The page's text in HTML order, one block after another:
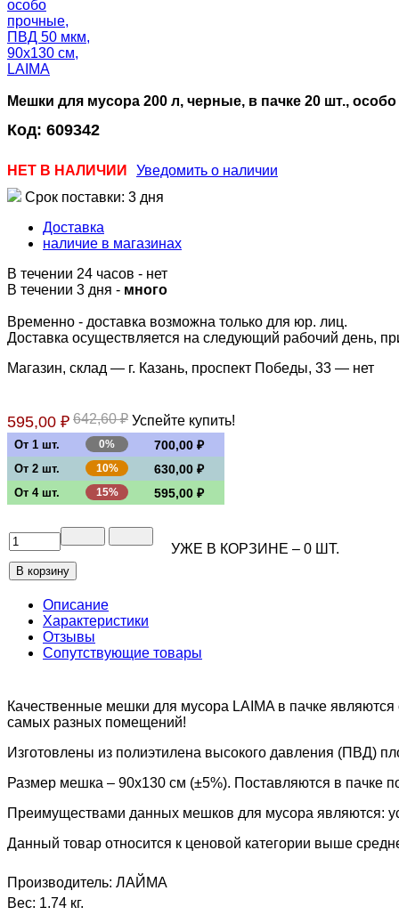
Мешки для мусора 200 л, черные, в пачке 20 шт.,
Код: 609342
НЕТ В НАЛИЧИИ
Уведомить о наличии
Срок поставки: 3 дня
Доставка
наличие в магазинах
В течении 24 часов - нет
В течении 3 дня - много
Временно - доставка возможна только для юр. лиц.
Доставка осуществляется на следующий рабочий день,
Магазин, склад — г. Казань, проспект Победы, 33 — нет
595,00 ₽ 642,60 ₽ Успейте купить!
От 1 шт. 0% 700,00 ₽
От 2 шт. 10% 630,00 ₽
От 4 шт. 15% 595,00 ₽
УЖЕ В КОРЗИНЕ – 0 ШТ.
Описание
Характеристики
Отзывы
Сопутствующие товары
Качественные мешки для мусора LAIMA в пачке
самых разных помещений!
Изготовлены из полиэтилена высокого давления (ПВД)
Размер мешка – 90х130 см (±5%). Поставляются в пачке
Преимуществами данных мешков для мусора являются:
Данный товар относится к ценовой категории выше
Производитель: ЛАЙМА
Вес: 1.74 кг.